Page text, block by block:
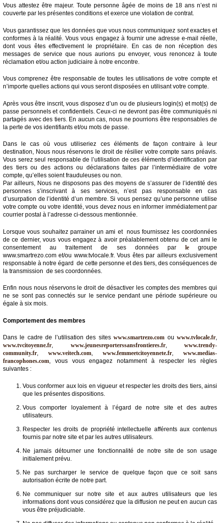
Vous attestez être majeur. Toute personne âgée de moins de 18 ans n’est ni
couverte par les présentes conditions et exerce une violation de contrat.
Vous garantissez que les données que vous nous communiquez sont exactes et
conformes à la réalité. Vous vous engagez à fournir une adresse e-mail réelle,
dont vous êtes effectivement le propriétaire. En cas de non réception des
messages de service que nous aurions pu envoyer, vous renoncez à toute
réclamation et/ou action judiciaire à notre encontre.
Vous comprenez être responsable de toutes les utilisations de votre compte et
n’importe quelles actions qui vous seront disposées en utilisant votre compte.
Après vous être inscrit, vous disposez d’un ou de plusieurs login(s) et mot(s) de
passe personnels et confidentiels. Ceux-ci ne devront pas être communiqués ni
partagés avec des tiers. En aucun cas, nous ne pourrions être responsables de
la perte de vos identifiants et/ou mots de passe.
Dans le cas où vous utiliseriez ces éléments de façon contraire à leur
destination, Nous nous réservons le droit de résilier votre compte sans préavis.
Vous serez seul responsable de l’utilisation de ces éléments d’identification par
des tiers ou des actions ou déclarations faites par l’intermédiaire de votre
compte, qu’elles soient frauduleuses ou non.
Par ailleurs, Nous ne disposons pas des moyens de s’assurer de l’identité des
personnes s’inscrivant à ses services, n’est pas responsable en cas
d’usurpation de l’identité d’un membre. Si vous pensez qu’une personne utilise
votre compte ou votre identité, vous devez nous en informer immédiatement par
courrier postal à l’adresse ci-dessous mentionnée.
Lorsque vous souhaitez parrainer un ami et nous fournissez les coordonnées
de ce dernier, vous vous engagez à avoir préalablement obtenu de cet ami le
consentement au traitement de ses données par legroupe
www.smartrezo.com et/ou www.tvlocale.fr. Vous êtes par ailleurs exclusivement
responsable à notre égard de cette personne et des tiers, des conséquences de
la transmission de ses coordonnées.
Enfin nous nous réservons le droit de désactiver les comptes des membres qui
ne se sont pas connectés sur le service pendant une période supérieure ou
égale à six mois.
Comportement des membres
Dans le cadre de l’utilisation des siteswww.smartrezo.com ouwww.tvlocale.fr,
www.tvcitoyenne.fr, www.jeunesreporterssansfrontieres.fr, www.trendy-
community.fr, www.veitech.com, www.femmeetcitoyennete.fr, www.medias-
francophones.com, vous vous engagez notamment à respecter les règles
suivantes :
Vous conformer aux lois en vigueur et respecter les droits des tiers, ainsi
que les présentes dispositions.
Vous comporter loyalement à l’égard de notre site et des autres
utilisateurs.
Respecter les droits de propriété intellectuelle afférents aux contenus
fournis par notre site et par les autres utilisateurs.
Ne jamais détourner une fonctionnalité de notre site de son usage
initialement prévu.
Ne pas surcharger le service de quelque façon que ce soit sans
autorisation écrite de notre part.
Ne communiquer sur notre site et aux autres utilisateurs que les
informations dont vous considérez que la diffusion ne peut en aucun cas
vous être préjudiciable.